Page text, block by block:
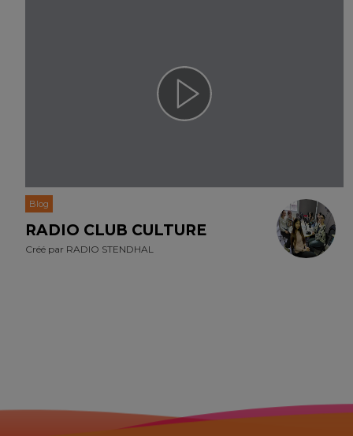
Blog
RADIO CLUB CULTURE
Créé par RADIO STENDHAL